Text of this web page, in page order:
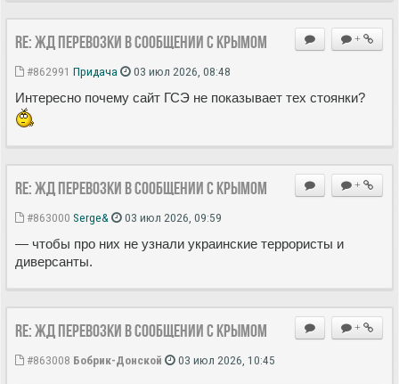
+
Re: ЖД перевозки в сообщении с Крымом
#862991 Придача 03 июл 2026, 08:48
Интересно почему сайт ГСЭ не показывает тех стоянки?
+
Re: ЖД перевозки в сообщении с Крымом
#863000 Serge& 03 июл 2026, 09:59
— чтобы про них не узнали украинские террористы и
диверсанты.
+
Re: ЖД перевозки в сообщении с Крымом
#863008 Бобрик-Донской 03 июл 2026, 10:45